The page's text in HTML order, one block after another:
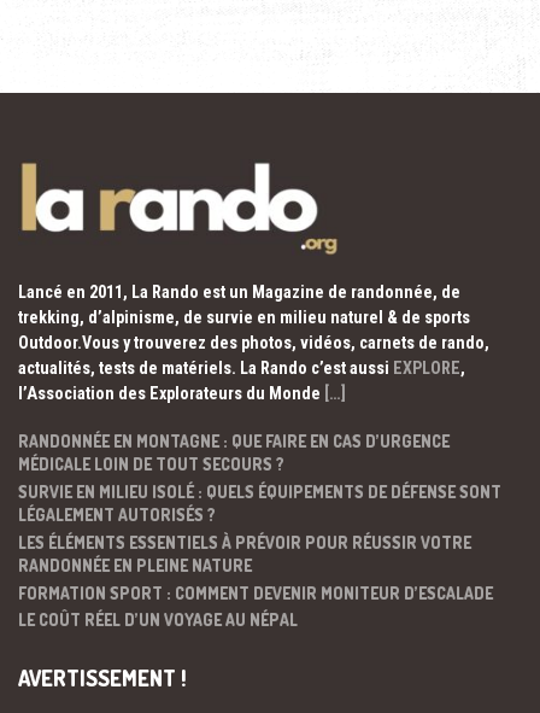
Lancé en 2011, La Rando est un Magazine de randonnée, de
trekking, d’alpinisme, de survie en milieu naturel & de sports
Outdoor.Vous y trouverez des photos, vidéos, carnets de rando,
actualités, tests de matériels. La Rando c’est aussi EXPLORE,
l’Association des Explorateurs du Monde […]
RANDONNÉE EN MONTAGNE : QUE FAIRE EN CAS D’URGENCE
MÉDICALE LOIN DE TOUT SECOURS ?
SURVIE EN MILIEU ISOLÉ : QUELS ÉQUIPEMENTS DE DÉFENSE SONT
LÉGALEMENT AUTORISÉS ?
LES ÉLÉMENTS ESSENTIELS À PRÉVOIR POUR RÉUSSIR VOTRE
RANDONNÉE EN PLEINE NATURE
FORMATION SPORT : COMMENT DEVENIR MONITEUR D’ESCALADE
LE COÛT RÉEL D’UN VOYAGE AU NÉPAL
AVERTISSEMENT !